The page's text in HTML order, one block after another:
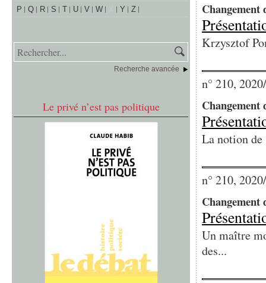
P
Q R S T U V W Y Z
Recherche avancée
Le privé n’est pas politique
Changement
Krzysztof
n° 210,
Changement
La notion de
n° 210,
Changement
Un maître
des...